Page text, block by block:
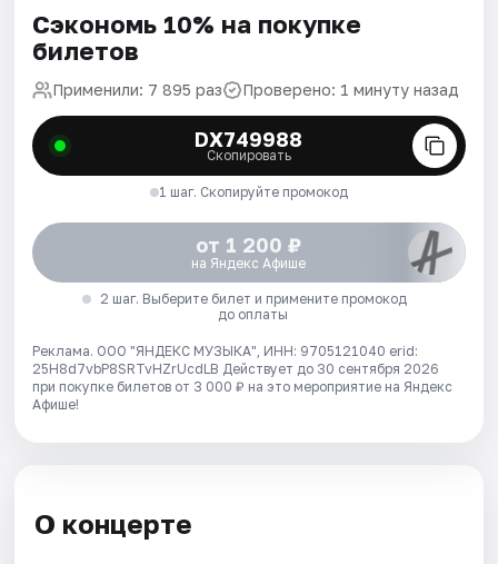
Сэкономь 10% на покупке
билетов
Применили: 7 895 раз Проверено: 1 минуту назад
DX749988
Скопировать
1 шаг. Скопируйте промокод
от 1 200 ₽
на Яндекс Афише
2 шаг. Выберите билет и примените промокод
до оплаты
Реклама. ООО "ЯНДЕКС МУЗЫКА", ИНН: 9705121040 erid:
25H8d7vbP8SRTvHZrUcdLB Действует до 30 сентября 2026
при покупке билетов от 3 000 ₽ на это мероприятие на Яндекс
Афише!
О концерте